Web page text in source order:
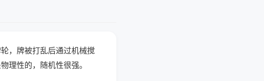
，牌被打乱后通过机械搅
理性的，随机性很强。